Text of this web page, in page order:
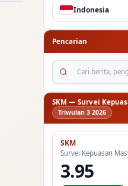
Indonesia
Pencarian
Cari berita,
SKM — Survei
Triwulan 3 2026
SKM
Survei Kepuasan
3.95